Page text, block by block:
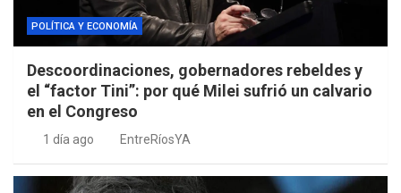
POLÍTICA Y ECONOMÍA
Descoordinaciones, gobernadores rebeldes y
el “factor Tini”: por qué Milei sufrió un calvario
en el Congreso
1 día ago EntreRíosYA